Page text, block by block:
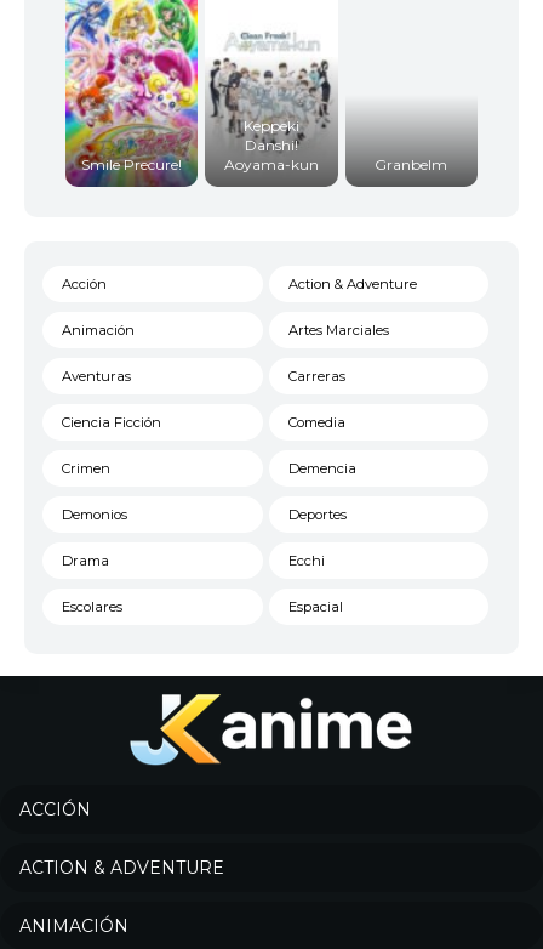
Smile Precure!
Keppeki
Danshi!
Aoyama-kun
Granbelm
Acción Action & Adventure
Animación Artes Marciales
Aventuras Carreras
Ciencia Ficción Comedia
Crimen Demencia
Demonios Deportes
Drama Ecchi
Escolares Espacial
Historico
Josei
Música
ACCIÓN
ACTION & ADVENTURE
ANIMACIÓN